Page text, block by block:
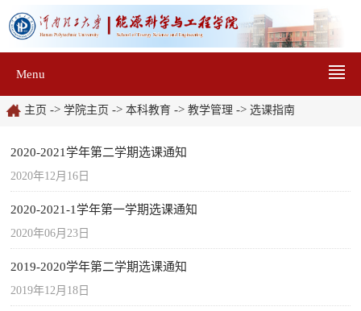
Menu
主页 -> 学院主页 -> 本科教育 -> 教学管理 -> 选课指南
2020-2021学年第二学期选课通知
2020年12月16日
2020-2021-1学年第一学期选课通知
2020年06月23日
2019-2020学年第二学期选课通知
2019年12月18日